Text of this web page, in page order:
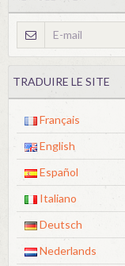
TRADUIRE LE SITE
Français
English
Español
Italiano
Deutsch
Nederlands